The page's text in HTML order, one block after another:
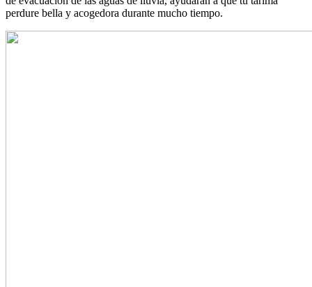
perdure bella y acogedora durante mucho tiempo.